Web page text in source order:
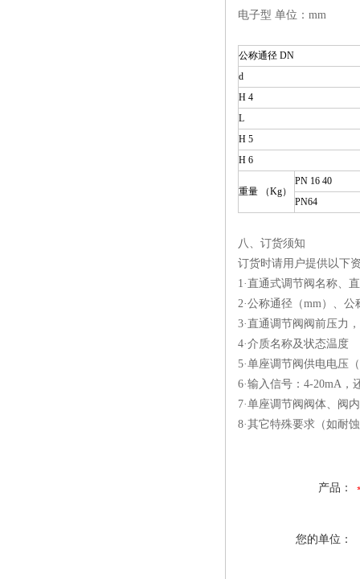
电子型 单位：mm
公称通径 DN
d
H 4
L
H 5
H 6
重量 （Kg）
PN 16 40
PN64
八、订货须知
订货时请用户提供以下
1·直通式调节阀名称、
2·公称通径（mm）、
3·直通调节阀阀前压力
4·介质名称及状态温度
5·单座调节阀供电电压
6·输入信号：4-20mA，
7·单座调节阀阀体、阀
8·其它特殊要求（如耐
产品：
您的单位：